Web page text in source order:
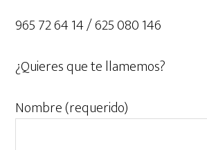
965 72 64 14 / 625 080 146
¿Quieres que te llamemos?
Nombre (requerido)